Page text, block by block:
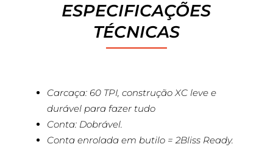
ESPECIFICAÇÕES
TÉCNICAS
Carcaça: 60 TPI, construção XC leve e
durável para fazer tudo
Conta: Dobrável.
Conta enrolada em butilo = 2Bliss Ready.